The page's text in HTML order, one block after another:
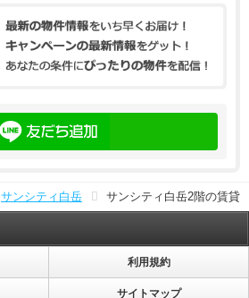
サンシティ白岳 サンシティ白岳2階の賃貸
利用規約
サイトマップ